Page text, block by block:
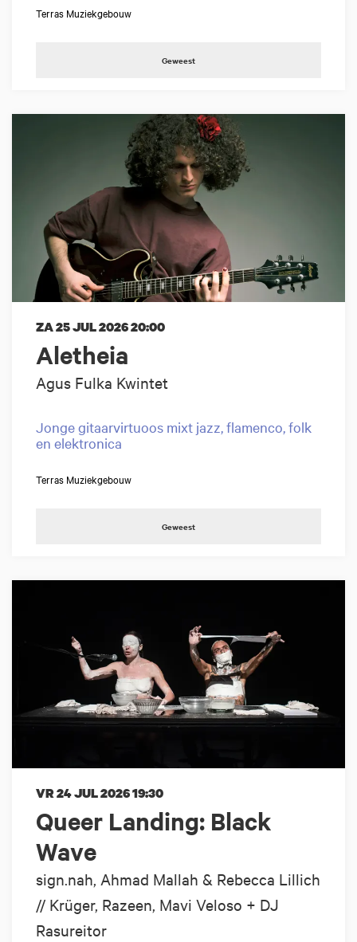
Terras Muziekgebouw
Geweest
Aletheia
Agus Fulka Kwintet
ZA 25 JUL 202620:00
Jonge gitaarvirtuoos mixt jazz, flamenco, folk
en elektronica
Terras Muziekgebouw
Geweest
Queer Landing: Black
Wave
sign.nah, Ahmad Mallah & Rebecca Lillich
// Krüger, Razeen, Mavi Veloso + DJ
Rasureitor
VR 24 JUL 202619:30